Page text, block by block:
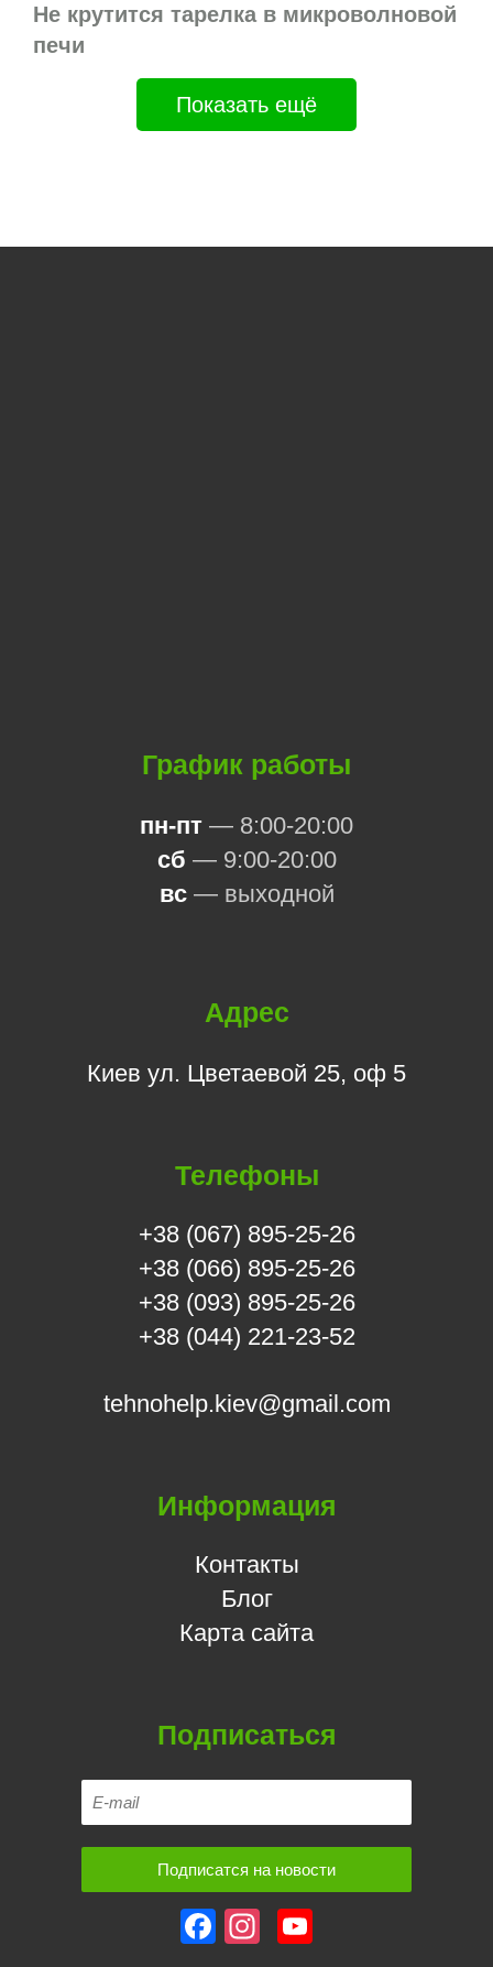
Не крутится тарелка в микроволновой
печи
Показать ещё
График работы
пн-пт — 8:00-20:00
сб — 9:00-20:00
вс— выходной
Адрес
Киев ул. Цветаевой 25, оф 5
Телефоны
+38 (067) 895-25-26
+38 (066) 895-25-26
+38 (093) 895-25-26
+38 (044) 221-23-52
tehnohelp.kiev@gmail.com
Информация
Контакты
Блог
Карта сайта
Подписаться
Facebook
Instagram